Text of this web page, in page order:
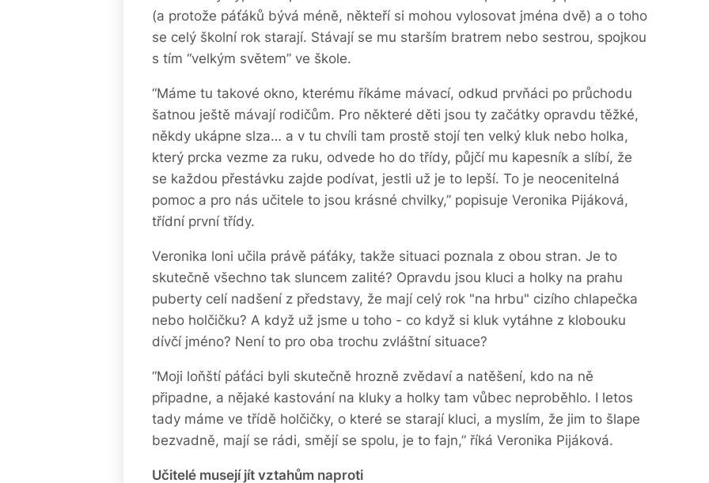
(a protože páťáků bývá méně, někteří si mohou vylosovat jména dvě) a o toho
se celý školní rok starají. Stávají se mu starším bratrem nebo sestrou, spojkou
s tím “velkým světem” ve škole.
“Máme tu takové okno, kterému říkáme mávací, odkud prvňáci po průchodu
šatnou ještě mávají rodičům. Pro některé děti jsou ty začátky opravdu těžké,
někdy ukápne slza… a v tu chvíli tam prostě stojí ten velký kluk nebo holka,
který prcka vezme za ruku, odvede ho do třídy, půjčí mu kapesník a slíbí, že
se každou přestávku zajde podívat, jestli už je to lepší. To je neocenitelná
pomoc a pro nás učitele to jsou krásné chvilky,” popisuje Veronika Pijáková,
třídní první třídy.
Veronika loni učila právě páťáky, takže situaci poznala z obou stran. Je to
skutečně všechno tak sluncem zalité? Opravdu jsou kluci a holky na prahu
puberty celí nadšení z představy, že mají celý rok "na hrbu" cizího chlapečka
nebo holčičku? A když už jsme u toho - co když si kluk vytáhne z klobouku
dívčí jméno? Není to pro oba trochu zvláštní situace?
“Moji loňští páťáci byli skutečně hrozně zvědaví a natěšení, kdo na ně
připadne, a nějaké kastování na kluky a holky tam vůbec neproběhlo. I letos
tady máme ve třídě holčičky, o které se starají kluci, a myslím, že jim to šlape
bezvadně, mají se rádi, smějí se spolu, je to fajn,” říká Veronika Pijáková.
Učitelé musejí jít vztahům naproti